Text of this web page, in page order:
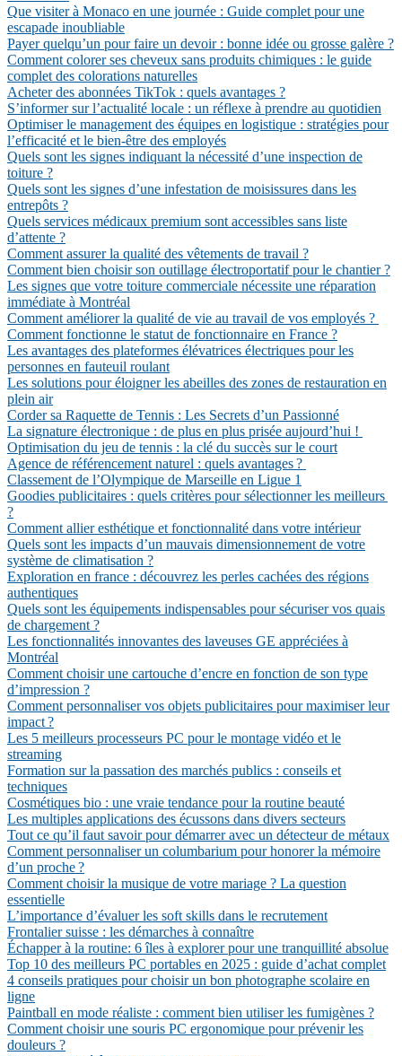
Que visiter à Monaco en une journée : Guide complet pour une
escapade inoubliable
Payer quelqu’un pour faire un devoir : bonne idée ou grosse galère ?
Comment colorer ses cheveux sans produits chimiques : le guide
complet des colorations naturelles
Acheter des abonnées TikTok : quels avantages ?
S’informer sur l’actualité locale : un réflexe à prendre au quotidien
Optimiser le management des équipes en logistique : stratégies pour
l’efficacité et le bien-être des employés
Quels sont les signes indiquant la nécessité d’une inspection de
toiture ?
Quels sont les signes d’une infestation de moisissures dans les
entrepôts ?
Quels services médicaux premium sont accessibles sans liste
d’attente ?
Comment assurer la qualité des vêtements de travail ?
Comment bien choisir son outillage électroportatif pour le chantier ?
Les signes que votre toiture commerciale nécessite une réparation
immédiate à Montréal
Comment améliorer la qualité de vie au travail de vos employés ?
Comment fonctionne le statut de fonctionnaire en France ?
Les avantages des plateformes élévatrices électriques pour les
personnes en fauteuil roulant
Les solutions pour éloigner les abeilles des zones de restauration en
plein air
Corder sa Raquette de Tennis : Les Secrets d’un Passionné
La signature électronique : de plus en plus prisée aujourd’hui !
Optimisation du jeu de tennis : la clé du succès sur le court
Agence de référencement naturel : quels avantages ?
Classement de l’Olympique de Marseille en Ligue 1
Goodies publicitaires : quels critères pour sélectionner les meilleurs
?
Comment allier esthétique et fonctionnalité dans votre intérieur
Quels sont les impacts d’un mauvais dimensionnement de votre
système de climatisation ?
Exploration en france : découvrez les perles cachées des régions
authentiques
Quels sont les équipements indispensables pour sécuriser vos quais
de chargement ?
Les fonctionnalités innovantes des laveuses GE appréciées à
Montréal
Comment choisir une cartouche d’encre en fonction de son type
d’impression ?
Comment personnaliser vos objets publicitaires pour maximiser leur
impact ?
Les 5 meilleurs processeurs PC pour le montage vidéo et le
streaming
Formation sur la passation des marchés publics : conseils et
techniques
Cosmétiques bio : une vraie tendance pour la routine beauté
Les multiples applications des écussons dans divers secteurs
Tout ce qu’il faut savoir pour démarrer avec un détecteur de métaux
Comment personnaliser un columbarium pour honorer la mémoire
d’un proche ?
Comment choisir la musique de votre mariage ? La question
essentielle
L’importance d’évaluer les soft skills dans le recrutement
Frontalier suisse : les démarches à connaître
Échapper à la routine: 6 îles à explorer pour une tranquillité absolue
Top 10 des meilleurs PC portables en 2025 : guide d’achat complet
4 conseils pratiques pour choisir un bon photographe scolaire en
ligne
Paintball en mode réaliste : comment bien utiliser les fumigènes ?
Comment choisir une souris PC ergonomique pour prévenir les
douleurs ?